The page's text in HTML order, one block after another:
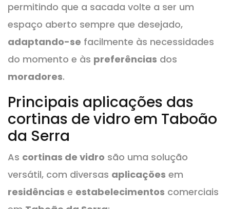
permitindo que a sacada volte a ser um
espaço aberto sempre que desejado,
adaptando-se facilmente às necessidades
do momento e às preferências dos
moradores.
Principais aplicações das
cortinas de vidro em Taboão
da Serra
As cortinas de vidro são uma solução
versátil, com diversas aplicações em
residências e estabelecimentos comerciais